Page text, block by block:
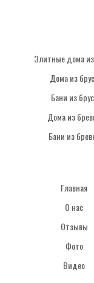
Элитные дома
Дома из
Бани из
Дома из
Бани из
Главная
О нас
Отзывы
Фото
Видео